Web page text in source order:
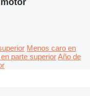
Menos caro en
parte superiorAño de